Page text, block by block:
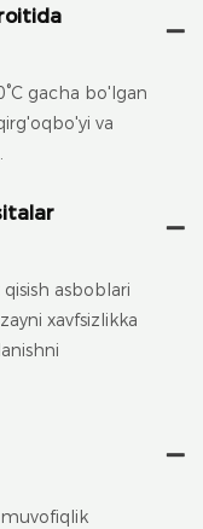
gacha bo'lgan
va
asboblari
xavfsizlikka
muvofiqlik